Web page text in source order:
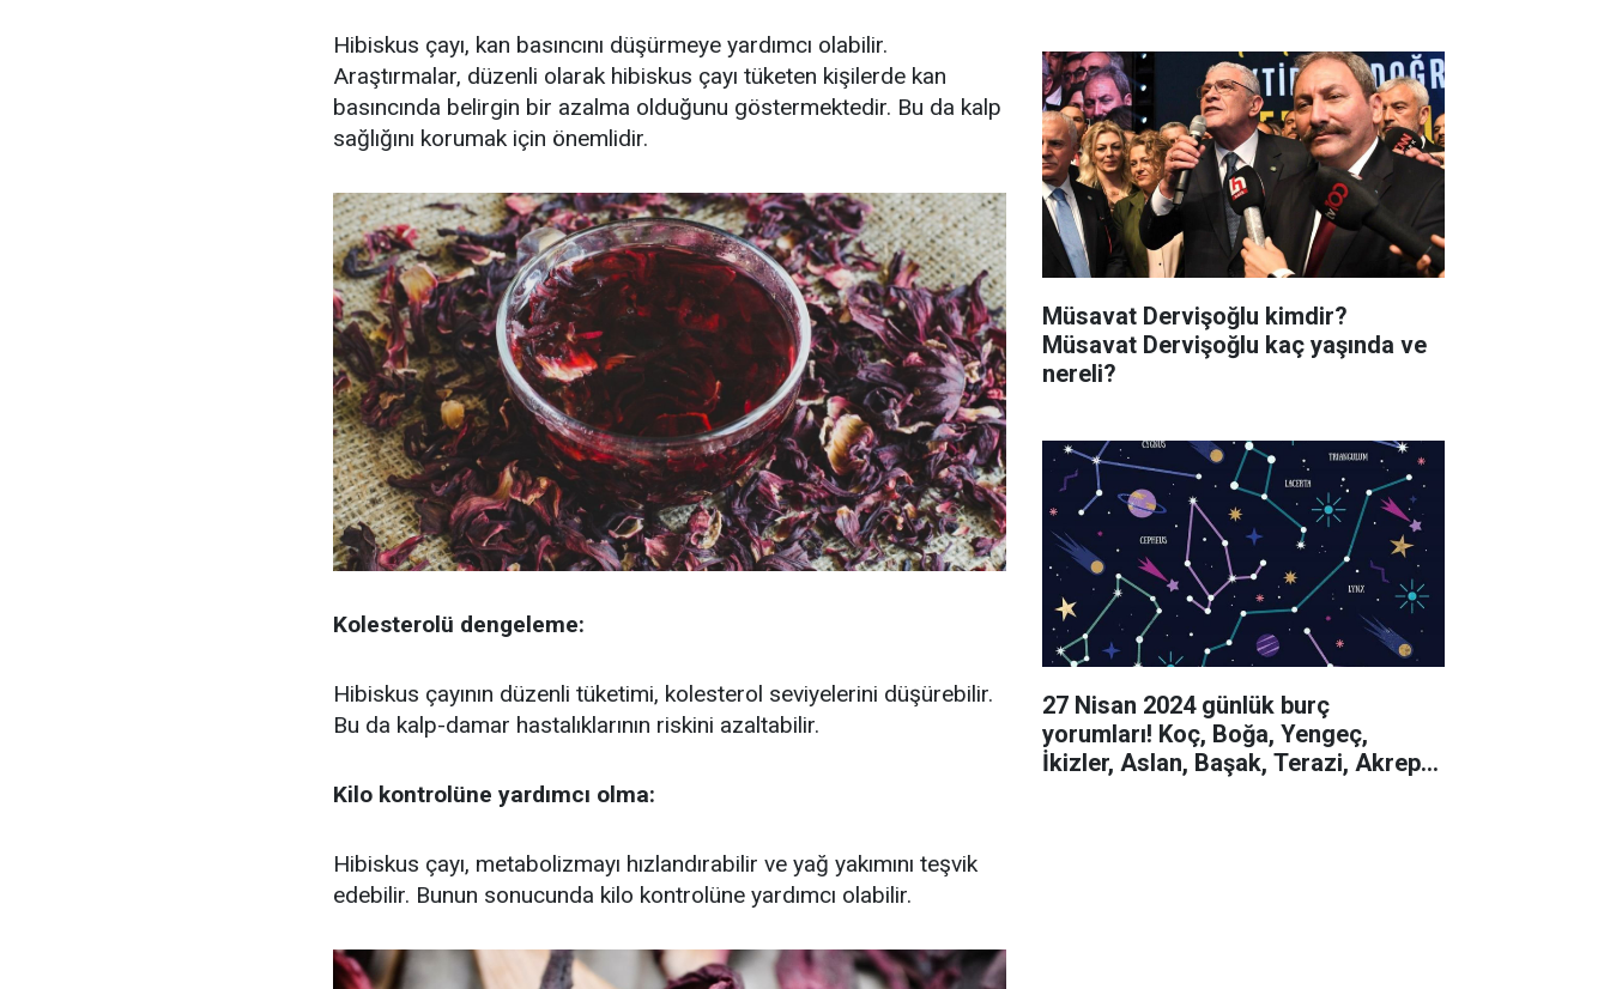
Hibiskus çayı, kan basıncını düşürmeye yardımcı olabilir.
Araştırmalar, düzenli olarak hibiskus çayı tüketen kişilerde kan
basıncında belirgin bir azalma olduğunu göstermektedir. Bu da kalp
sağlığını korumak için önemlidir.
Kolesterolü dengeleme:
Hibiskus çayının düzenli tüketimi, kolesterol seviyelerini düşürebilir.
Bu da kalp-damar hastalıklarının riskini azaltabilir.
Kilo kontrolüne yardımcı olma:
Hibiskus çayı, metabolizmayı hızlandırabilir ve yağ yakımını teşvik
edebilir. Bunun sonucunda kilo kontrolüne yardımcı olabilir.
Müsavat Dervişoğlu kimdir?
Müsavat Dervişoğlu kaç yaşında ve
nereli?
27 Nisan 2024 günlük burç
yorumları! Koç, Boğa, Yengeç,
İkizler, Aslan, Başak, Terazi, Akrep,